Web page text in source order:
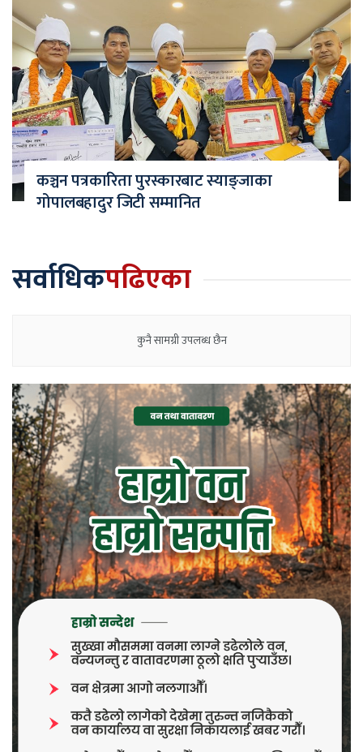
कञ्चन पत्रकारिता पुरस्कारबाट स्याङ्जाका
गोपालबहादुर जिटी सम्मानित
सर्वाधिकपढिएका
कुनै सामग्री उपलब्ध छैन